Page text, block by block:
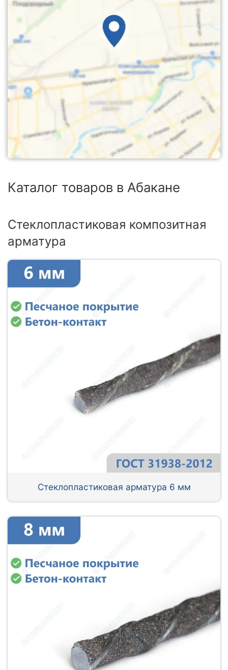
Каталог товаров в Абакане
Стеклопластиковая композитная
арматура
Стеклопластиковая арматура 6 мм